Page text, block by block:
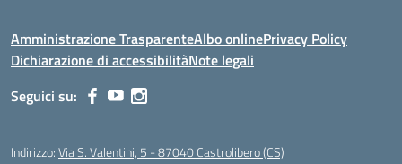
Amministrazione TrasparenteAlbo onlinePrivacy Policy
Dichiarazione di accessibilitàNote legali
Seguici su:
Indirizzo:Via S. Valentini, 5 - 87040 Castrolibero (CS)